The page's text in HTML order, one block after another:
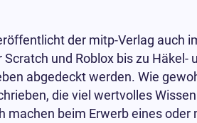
der mitp-Verlag auch
und Roblox bis zu
abgedeckt werden. Wie
die viel wertvolles
machen beim Erwerb eines oder